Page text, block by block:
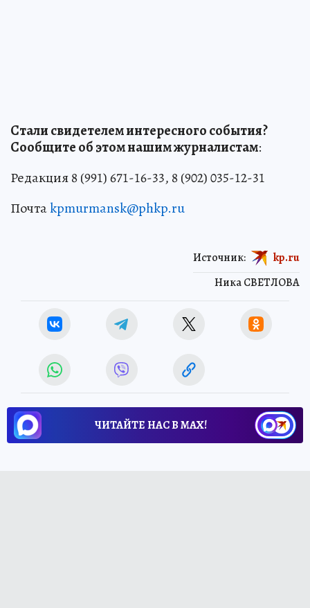
Стали свидетелем интересного события?
Сообщите об этом нашим журналистам:
Редакция 8 (991) 671-16-33, 8 (902) 035-12-31
Почтаkpmurmansk@phkp.ru
Ника СВЕТЛОВА
Источник: kp.ru
ЧИТАЙТЕ НАС В МАХ!